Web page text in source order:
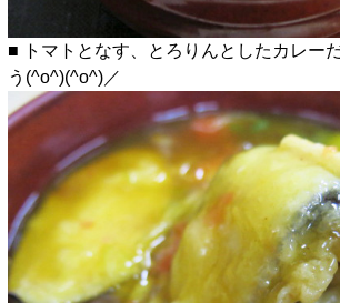
■ トマトとなす、とろりんとしたカレー
う(^o^)(^o^)／